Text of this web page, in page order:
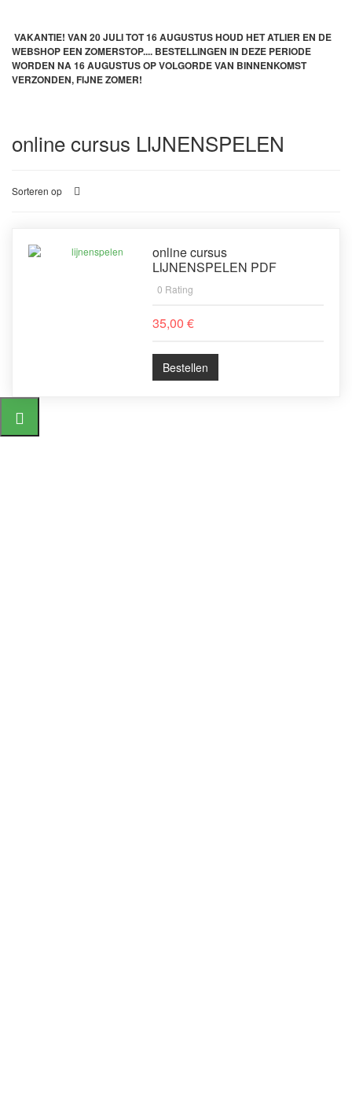
VAKANTIE! VAN 20 JULI TOT 16 AUGUSTUS HOUD HET ATLIER EN DE
WEBSHOP EEN ZOMERSTOP.... BESTELLINGEN IN DEZE PERIODE
WORDEN NA 16 AUGUSTUS OP VOLGORDE VAN BINNENKOMST
VERZONDEN, FIJNE ZOMER!
online cursus LIJNENSPELEN
Sorteren op
online cursus
LIJNENSPELEN PDF
0 Rating
35,00 €
Scroll
to